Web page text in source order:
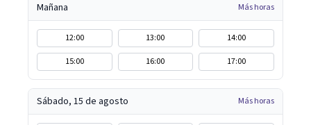
Mañana Más horas
12:00 13:00
14:00
15:00
16:00 17:00
Sábado, 15 de agosto Más horas